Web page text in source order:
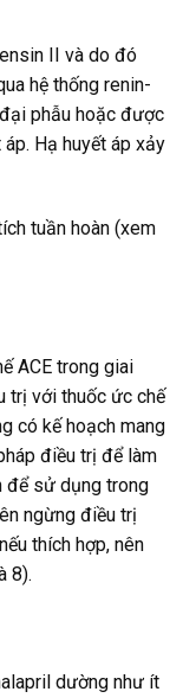
II và do đó
hệ thống renin-
phẫu hoặc được
Hạ huyết áp xảy
tuần hoàn (xem
ACE trong giai
trị với thuốc ức chế
có kế hoạch mang
điều trị để làm
để sử dụng trong
ngừng điều trị
thích hợp, nên
8).
dường như ít